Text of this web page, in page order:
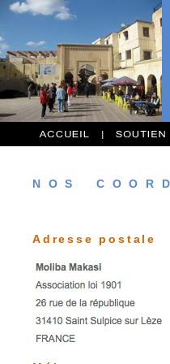
N O S C O O R D
Adresse postale